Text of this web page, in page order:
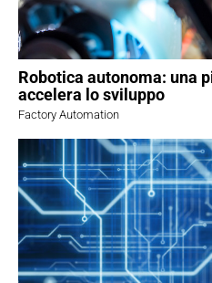
Robotica autonoma: una
accelera lo sviluppo
Factory Automation